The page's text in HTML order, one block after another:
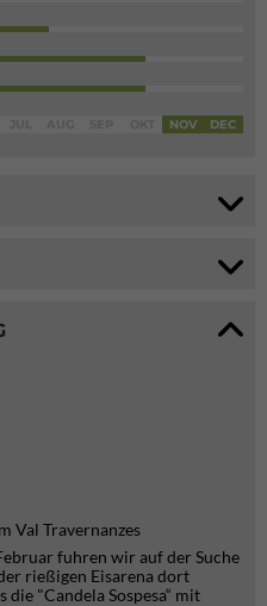
NOV DEC
Val Travernanzes
fuhren wir auf der Suche
rießigen Eisarena dort
"Candela Sospesa“ mit